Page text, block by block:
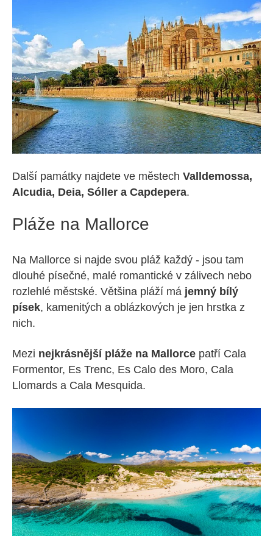
Další památky najdete ve městech Valldemossa,
Alcudia, Deia, Sóller a Capdepera.
Pláže na Mallorce
Na Mallorce si najde svou pláž každý - jsou tam
dlouhé písečné, malé romantické v zálivech nebo
rozlehlé městské. Většina pláží má jemný bílý
písek, kamenitých a oblázkových je jen hrstka z
nich.
Mezi nejkrásnější pláže na Mallorce patří Cala
Formentor, Es Trenc, Es Calo des Moro, Cala
Llomards a Cala Mesquida.